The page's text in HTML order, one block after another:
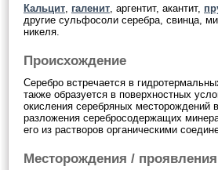
Кальцит, галенит, аргентит, акантит,
другие сульфосоли серебра, свинца,
никеля.
Происхождение
Серебро встречается в
также образуется в поверхностных
окисления серебряных месторождений
разложения серебросодержащих
его из растворов органическими
Месторождения / проявления